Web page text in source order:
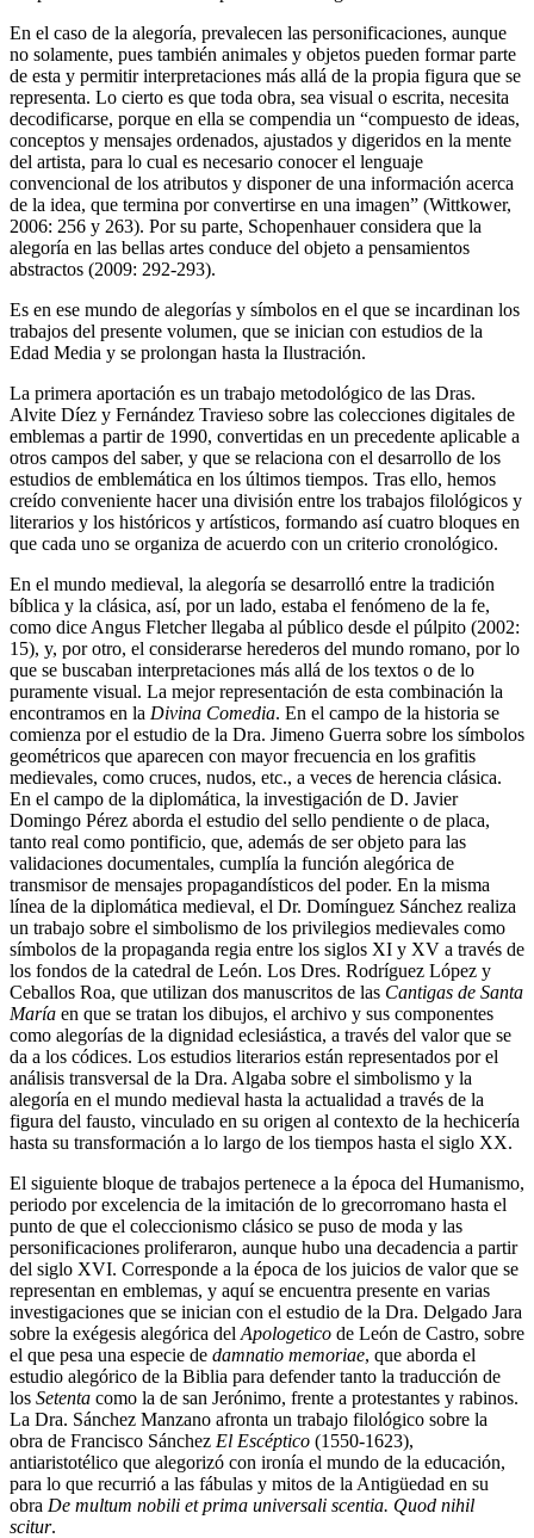
En el caso de la alegoría, prevalecen las personificaciones, aunque
no solamente, pues también animales y objetos pueden formar parte
de esta y permitir interpretaciones más allá de la propia figura que se
representa. Lo cierto es que toda obra, sea visual o escrita, necesita
decodificarse, porque en ella se compendia un “compuesto de ideas,
conceptos y mensajes ordenados, ajustados y digeridos en la mente
del artista, para lo cual es necesario conocer el lenguaje
convencional de los atributos y disponer de una información acerca
de la idea, que termina por convertirse en una imagen” (Wittkower,
2006: 256 y 263). Por su parte, Schopenhauer considera que la
alegoría en las bellas artes conduce del objeto a pensamientos
abstractos (2009: 292-293).
Es en ese mundo de alegorías y símbolos en el que se incardinan los
trabajos del presente volumen, que se inician con estudios de la
Edad Media y se prolongan hasta la Ilustración.
La primera aportación es un trabajo metodológico de las Dras.
Alvite Díez y Fernández Travieso sobre las colecciones digitales de
emblemas a partir de 1990, convertidas en un precedente aplicable a
otros campos del saber, y que se relaciona con el desarrollo de los
estudios de emblemática en los últimos tiempos. Tras ello, hemos
creído conveniente hacer una división entre los trabajos filológicos y
literarios y los históricos y artísticos, formando así cuatro bloques en
que cada uno se organiza de acuerdo con un criterio cronológico.
En el mundo medieval, la alegoría se desarrolló entre la tradición
bíblica y la clásica, así, por un lado, estaba el fenómeno de la fe,
como dice Angus Fletcher llegaba al público desde el púlpito (2002:
15), y, por otro, el considerarse herederos del mundo romano, por lo
que se buscaban interpretaciones más allá de los textos o de lo
puramente visual. La mejor representación de esta combinación la
encontramos en la Divina Comedia. En el campo de la historia se
comienza por el estudio de la Dra. Jimeno Guerra sobre los símbolos
geométricos que aparecen con mayor frecuencia en los grafitis
medievales, como cruces, nudos, etc., a veces de herencia clásica.
En el campo de la diplomática, la investigación de D. Javier
Domingo Pérez aborda el estudio del sello pendiente o de placa,
tanto real como pontificio, que, además de ser objeto para las
validaciones documentales, cumplía la función alegórica de
transmisor de mensajes propagandísticos del poder. En la misma
línea de la diplomática medieval, el Dr. Domínguez Sánchez realiza
un trabajo sobre el simbolismo de los privilegios medievales como
símbolos de la propaganda regia entre los siglos XI y XV a través de
los fondos de la catedral de León. Los Dres. Rodríguez López y
Ceballos Roa, que utilizan dos manuscritos de las Cantigas de Santa
María en que se tratan los dibujos, el archivo y sus componentes
como alegorías de la dignidad eclesiástica, a través del valor que se
da a los códices. Los estudios literarios están representados por el
análisis transversal de la Dra. Algaba sobre el simbolismo y la
alegoría en el mundo medieval hasta la actualidad a través de la
figura del fausto, vinculado en su origen al contexto de la hechicería
hasta su transformación a lo largo de los tiempos hasta el siglo XX.
El siguiente bloque de trabajos pertenece a la época del Humanismo,
periodo por excelencia de la imitación de lo grecorromano hasta el
punto de que el coleccionismo clásico se puso de moda y las
personificaciones proliferaron, aunque hubo una decadencia a partir
del siglo XVI. Corresponde a la época de los juicios de valor que se
representan en emblemas, y aquí se encuentra presente en varias
investigaciones que se inician con el estudio de la Dra. Delgado Jara
sobre la exégesis alegórica del Apologetico de León de Castro, sobre
el que pesa una especie de damnatio memoriae, que aborda el
estudio alegórico de la Biblia para defender tanto la traducción de
los Setenta como la de san Jerónimo, frente a protestantes y rabinos.
La Dra. Sánchez Manzano afronta un trabajo filológico sobre la
obra de Francisco Sánchez El Escéptico (1550-1623),
antiaristotélico que alegorizó con ironía el mundo de la educación,
para lo que recurrió a las fábulas y mitos de la Antigüedad en su
obra De multum nobili et prima universali scentia. Quod nihil
scitur.